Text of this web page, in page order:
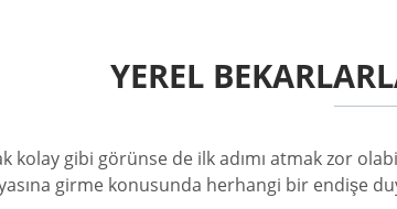
YEREL
kolay gibi görünse de ilk adımı atmak zor
girme konusunda herhangi bir endişe